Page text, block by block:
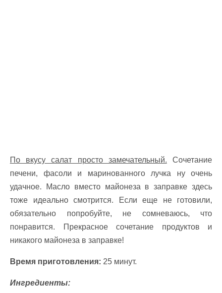
По вкусу салат просто замечательный. Сочетание
печени, фасоли и маринованного лучка ну очень
удачное. Масло вместо майонеза в заправке здесь
тоже идеально смотрится. Если еще не готовили,
обязательно попробуйте, не сомневаюсь, что
понравится. Прекрасное сочетание продуктов и
никакого майонеза в заправке!
Время приготовления: 25 минут.
Ингредиенты: